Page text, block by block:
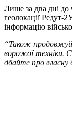
Лише за два дні до
геолокації
інформацію
“Також
ворожої
дбайте про власну